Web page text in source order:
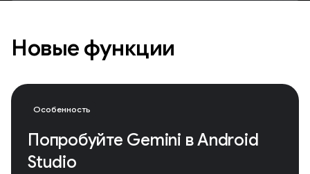
Новые функции
Особенность
Попробуйте Gemini в Android
Studio